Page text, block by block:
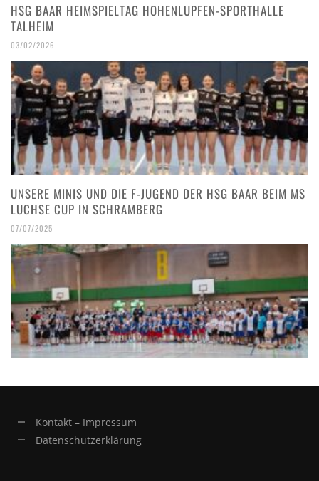
HSG BAAR HEIMSPIELTAG HOHENLUPFEN-SPORTHALLE
TALHEIM
03/02/2026
UNSERE MINIS UND DIE F-JUGEND DER HSG BAAR BEIM MS
LUCHSE CUP IN SCHRAMBERG
07/07/2025
Kontakt – Impressum
Datenschutzerklärung